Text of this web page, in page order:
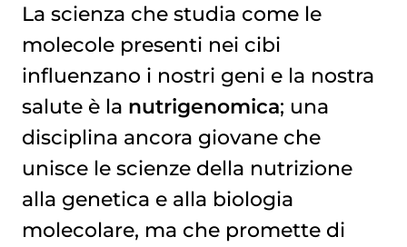
La scienza che studia come le
molecole presenti nei cibi
influenzano i nostri geni e la nostra
salute è la nutrigenomica; una
disciplina ancora giovane che
unisce le scienze della nutrizione
alla genetica e alla biologia
molecolare, ma che promette di